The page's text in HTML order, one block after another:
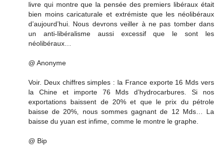
livre qui montre que la pensée des premiers libéraux était
bien moins caricaturale et extrémiste que les néolibéraux
d’aujourd’hui. Nous devrons veiller à ne pas tomber dans
un anti-libéralisme aussi excessif que le sont les
néolibéraux…
@ Anonyme
Voir. Deux chiffres simples : la France exporte 16 Mds vers
la Chine et importe 76 Mds d’hydrocarbures. Si nos
exportations baissent de 20% et que le prix du pétrole
baisse de 20%, nous sommes gagnant de 12 Mds… La
baisse du yuan est infime, comme le montre le graphe.
@ Bip